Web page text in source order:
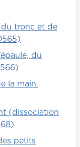
tronc et de
du
la main.
(dissociation
petits